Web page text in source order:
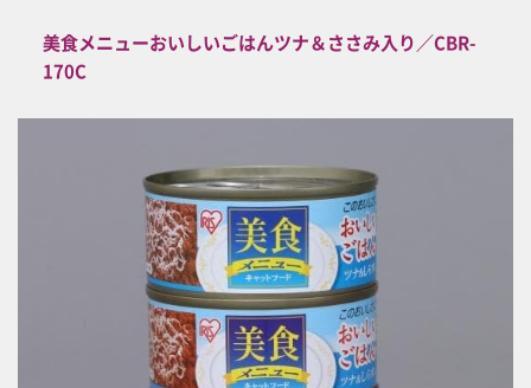
美食メニューおいしいごはんツナ＆ささみ入り／CBR-
170C